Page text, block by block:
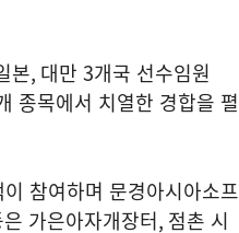
본, 대만 3개국 선수임원
종목에서 치열한 경합을 펼
참여하며 문경아시아소프
가은아자개장터, 점촌 시